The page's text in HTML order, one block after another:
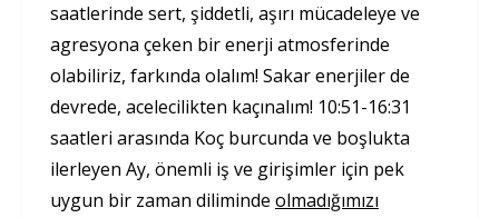
saatlerinde sert, şiddetli, aşırı mücadeleye ve
agresyona çeken bir enerji atmosferinde
olabiliriz, farkında olalım! Sakar enerjiler de
devrede, acelecilikten kaçınalım! 10:51-16:31
saatleri arasında Koç burcunda ve boşlukta
ilerleyen Ay, önemli iş ve girişimler için pek
uygun bir zaman diliminde olmadığımızı